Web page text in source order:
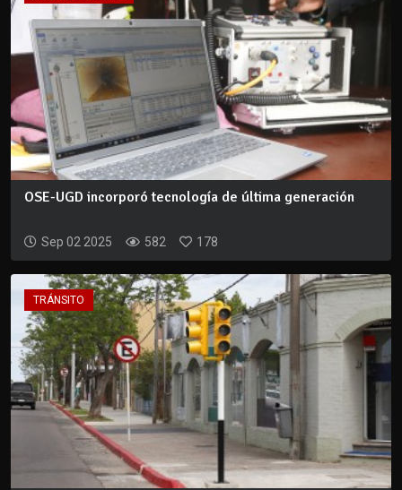
OSE-UGD incorporó tecnología de última generación
Sep 02 2025 582 178
TRÁNSITO